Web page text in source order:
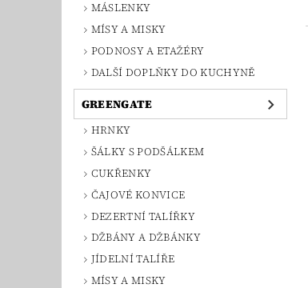
MÁSLENKY
MÍSY A MISKY
PODNOSY A ETAŽÉRY
DALŠÍ DOPLŇKY DO KUCHYNĚ
GREENGATE
HRNKY
ŠÁLKY S PODŠÁLKEM
CUKŘENKY
ČAJOVÉ KONVICE
DEZERTNÍ TALÍŘKY
DŽBÁNY A DŽBÁNKY
JÍDELNÍ TALÍŘE
MÍSY A MISKY